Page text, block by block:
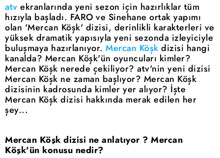
atv ekranlarında yeni sezon için hazırlıklar tüm
hızıyla başladı. FARO ve Sinehane ortak yapımı
olan 'Mercan Köşk' dizisi, derinlikli karakterleri ve
yüksek dramatik yapısıyla yeni sezonda izleyiciyle
buluşmaya hazırlanıyor. Mercan Köşk dizisi hangi
kanalda? Mercan Köşk'ün oyuncuları kimler?
Mercan Köşk nerede çekiliyor? atv'nin yeni dizisi
Mercan Köşk ne zaman başlıyor? Mercan Köşk
dizisinin kadrosunda kimler yer alıyor? İşte
Mercan Köşk dizisi hakkında merak edilen her
şey...
Mercan Köşk dizisi ne anlatıyor ? Mercan
Köşk'ün konusu nedir?